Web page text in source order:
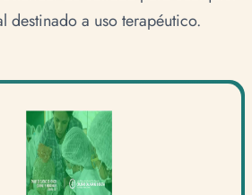
destinado a uso terapéutico.